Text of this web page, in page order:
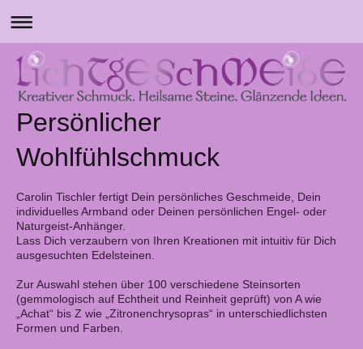
Persönlicher
Wohlfühlschmuck
Carolin Tischler fertigt Dein persönliches Geschmeide, Dein
individuelles Armband oder Deinen persönlichen Engel- oder
Naturgeist-Anhänger.
Lass Dich verzaubern von Ihren Kreationen mit intuitiv für Dich
ausgesuchten Edelsteinen.
Zur Auswahl stehen über 100 verschiedene Steinsorten
(gemmologisch auf Echtheit und Reinheit geprüft) von A wie
„Achat“ bis Z wie „Zitronenchrysopras“ in unterschiedlichsten
Formen und Farben.